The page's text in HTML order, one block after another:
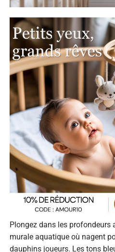
Plongez dans les profondeurs
murale aquatique où nagent
dauphins joueurs. Les tons